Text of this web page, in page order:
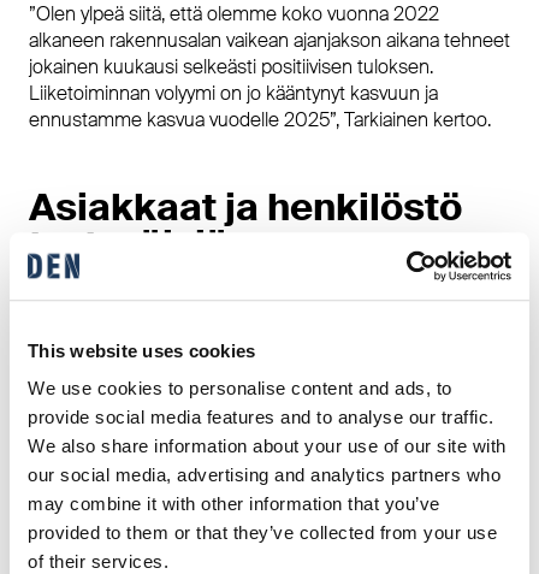
This website uses cookies
We use cookies to personalise content and ads, to
provide social media features and to analyse our traffic.
We also share information about your use of our site with
our social media, advertising and analytics partners who
may combine it with other information that you’ve
provided to them or that they’ve collected from your use
of their services.
”Olen ylpeä siitä, että olemme koko vuonna 2022
alkaneen rakennusalan vaikean ajanjakson aikana tehneet
jokainen kuukausi selkeästi positiivisen tuloksen.
Liiketoiminnan volyymi on jo kääntynyt kasvuun ja
ennustamme kasvua vuodelle 2025”, Tarkiainen kertoo.
Asiakkaat ja henkilöstö
tyytyväisiä
”On selvää, että innostava johtaminen ja henkilöstön
laadussa ja kannattavuudessa. Tuoreessa
henkilöstökyselyssä eNPS oli 42 ja esihenkilöiden saama
NPS oli 70. Myös korkea vastausprosentti, 77, kertoo siitä,
että henkilöstömme on erittäin sitoutunutta”, Tarkiainen
kiittää.
Asiakastyytyväisyys on myös noussut hiukan tänä vuonna
ja on noin 60 tasolla.